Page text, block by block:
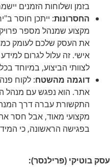
בזמן ושלוחות הזמנים
החסרונות: ייתכן חוסר
מקצוע שמנהל מספר
את העסק שלכם לעומק
אישי. זה עלול לגרום
לצוותי הביצוע, במיוחד
דוגמה מהשטח: לקוח
אתר. הוא נפגש עם מנהל
התקשורת עברה דרך
מקצועי מאוד, אבל חסר
בפגישה הראשונה, כי
עסק בוטיקי (פרילנסר):